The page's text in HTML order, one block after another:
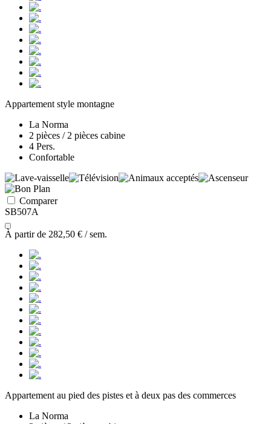
Appartement style montagne
La Norma
2 pièces / 2 pièces cabine
4 Pers.
Confortable
Comparer
SB507A
À partir de 282,50 € / sem.
Appartement au pied des pistes et à deux pas des commerces
La Norma